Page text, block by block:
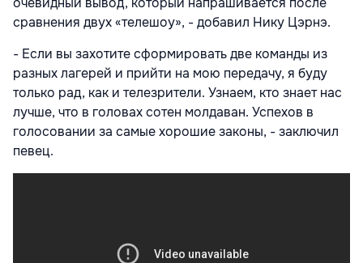
сравнения двух «телешоу», - добавил Нику Цэрнэ.
- Если вы захотите сформировать две команды из
разных лагерей и прийти на мою передачу, я буду
только рад, как и телезрители. Узнаем, кто знает нас
лучше, что в головах сотен молдаван. Успехов в
голосовании за самые хорошие законы, - заключил
певец.